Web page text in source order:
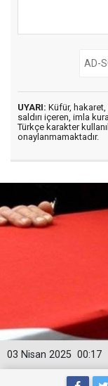
UYARI: Küfür,
saldırı içeren, imla
Türkçe karakter
onaylanmamaktadır.
00:17
03 Nisan 2025